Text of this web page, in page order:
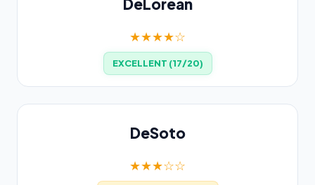
★★★★☆
EXCELLENT (17/20)
DeSoto
★★★☆☆